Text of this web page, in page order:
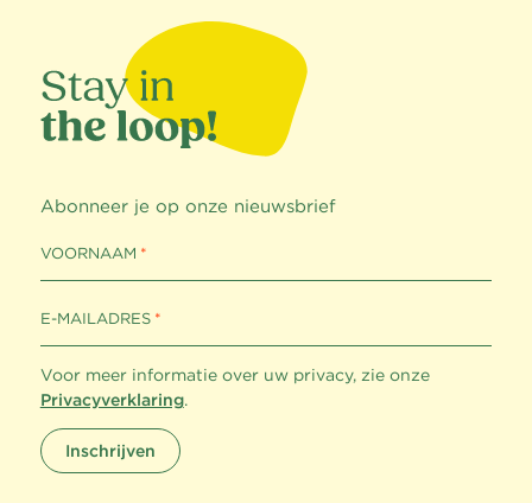
Abonneer je op onze nieuwsbrief
VOORNAAM
E-MAILADRES
Voor meer informatie over uw privacy, zie onze
Privacyverklaring.
Inschrijven